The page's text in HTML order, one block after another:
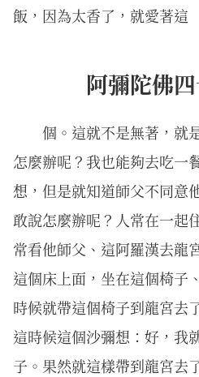
飯，因為太香了，就愛著這
阿彌陀佛
個。這就不是無著，就
怎麼辦呢？我也能夠去吃一
想，但是就知道師父不同意
敢說怎麼辦呢？人常在一起
常看他師父、這阿羅漢去龍
這個床上面，坐在這個椅子
時候就帶這個椅子到龍宮去
這時候這個沙彌想：好，我
子。果然就這樣帶到龍宮去